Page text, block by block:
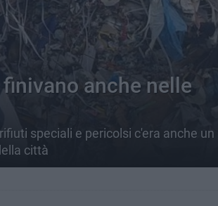
anche nelle
speciali e pericolsi c'era anche un
città